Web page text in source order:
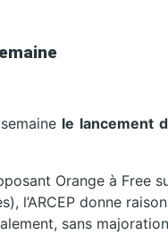
le lancement
Orange à Free
l’ARCEP donne
sans